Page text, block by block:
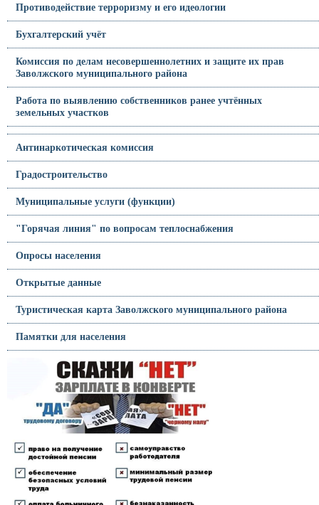
Противодействие терроризму и его идеологии
Бухгалтерский учёт
Комиссия по делам несовершеннолетних и защите их прав
Заволжского муниципального района
Работа по выявлению собственников ранее учтённых
земельных участков
Антинаркотическая комиссия
Градостроительство
Муниципальные услуги (функции)
"Горячая линия" по вопросам теплоснабжения
Опросы населения
Открытые данные
Туристическая карта Заволжского муниципального района
Памятки для населения